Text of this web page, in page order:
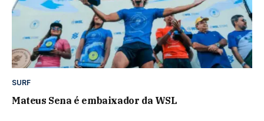
SURF
Mateus Sena é embaixador da WSL